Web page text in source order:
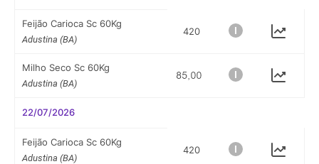
Feijão Carioca Sc 60Kg
Adustina (BA)
420
Milho Seco Sc 60Kg
Adustina (BA)
22/07/2026
Feijão Carioca Sc 60Kg
Adustina (BA)
420